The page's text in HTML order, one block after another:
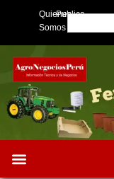
Quienes
Somos
Publica
Search